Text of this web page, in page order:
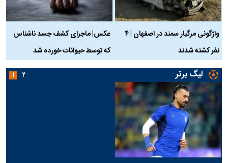
واژگونی مرگبار سمند در اصفهان | ۴
نفر کشته شدند
عکس| ماجرای کشف جسد ناشناس
که توسط حیوانات خورده شد
لیگ برتر ۱ ۲